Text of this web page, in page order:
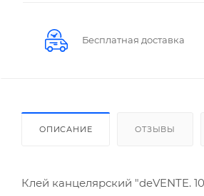
Бесплатная доставка
ОПИСАНИЕ ОТЗЫВЫ
Клей канцелярский "deVENTE.